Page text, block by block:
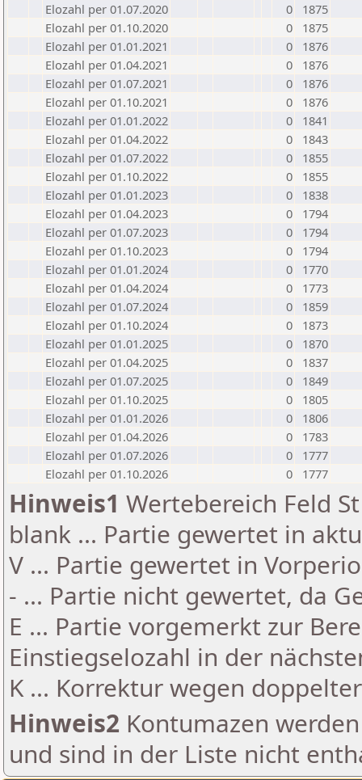
Elozahl per 01.07.2020
0
1875
Elozahl per 01.10.2020
0
1875
Elozahl per 01.01.2021
0
1876
Elozahl per 01.04.2021
0
1876
Elozahl per 01.07.2021
0
1876
Elozahl per 01.10.2021
0
1876
Elozahl per 01.01.2022
0
1841
Elozahl per 01.04.2022
0
1843
Elozahl per 01.07.2022
0
1855
Elozahl per 01.10.2022
0
1855
Elozahl per 01.01.2023
0
1838
Elozahl per 01.04.2023
0
1794
Elozahl per 01.07.2023
0
1794
Elozahl per 01.10.2023
0
1794
Elozahl per 01.01.2024
0
1770
Elozahl per 01.04.2024
0
1773
Elozahl per 01.07.2024
0
1859
Elozahl per 01.10.2024
0
1873
Elozahl per 01.01.2025
0
1870
Elozahl per 01.04.2025
0
1837
Elozahl per 01.07.2025
0
1849
Elozahl per 01.10.2025
0
1805
Elozahl per 01.01.2026
0
1806
Elozahl per 01.04.2026
0
1783
Elozahl per 01.07.2026
0
1777
Elozahl per 01.10.2026
0 1777
Hinweis1 Wertebereich Feld
blank ... Partie gewertet in
V ... Partie gewertet in
- ... Partie nicht gewertet, da
E ... Partie vorgemerkt zur
Einstiegselozahl in der
K ... Korrektur wegen
Hinweis2 Kontumazen
und sind in der Liste nicht